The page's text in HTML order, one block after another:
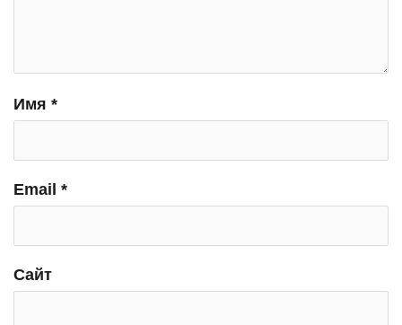
Имя *
Email *
Сайт